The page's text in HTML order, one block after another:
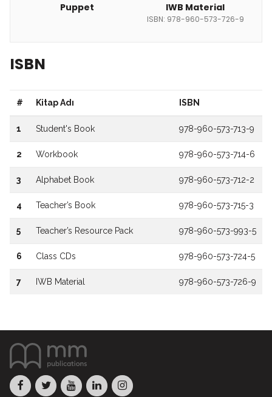
Puppet IWB Material
ISBN: 978-960-573-726-9
ISBN
# Kitap Adı ISBN
1 Student's Book 978-960-573-713-9
2 Workbook 978-960-573-714-6
3 Alphabet Book 978-960-573-712-2
4 Teacher’s Book 978-960-573-715-3
5 Teacher’s Resource Pack 978-960-573-993-5
6 Class CDs 978-960-573-724-5
7 IWB Material 978-960-573-726-9